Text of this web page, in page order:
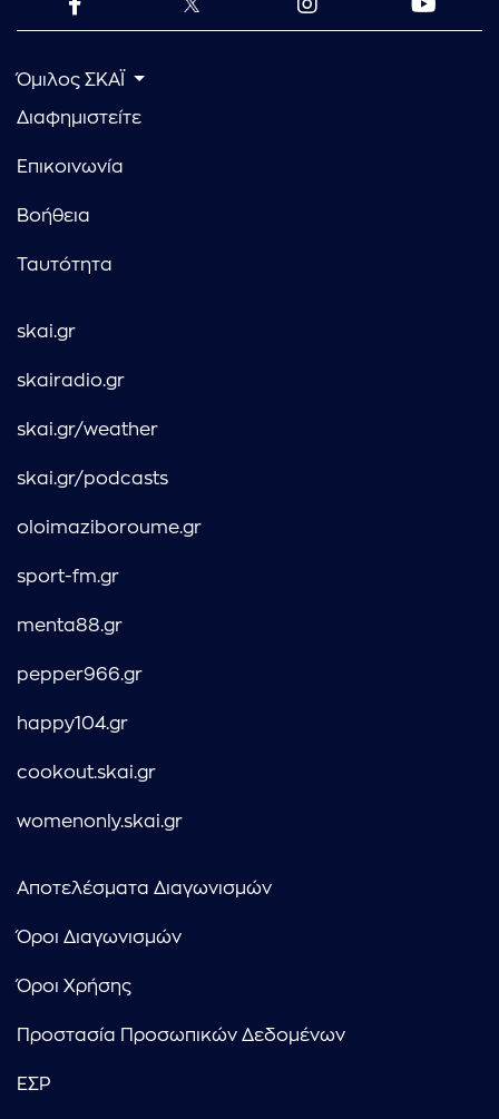
Όμιλος ΣΚΑΪ
Διαφημιστείτε
Επικοινωνία
Βοήθεια
Ταυτότητα
skai.gr
skairadio.gr
skai.gr/weather
skai.gr/podcasts
oloimaziboroume.gr
sport-fm.gr
menta88.gr
pepper966.gr
happy104.gr
cookout.skai.gr
womenonly.skai.gr
Αποτελέσματα Διαγωνισμών
Όροι Διαγωνισμών
Όροι Χρήσης
Προστασία Προσωπικών Δεδομένων
ΕΣΡ